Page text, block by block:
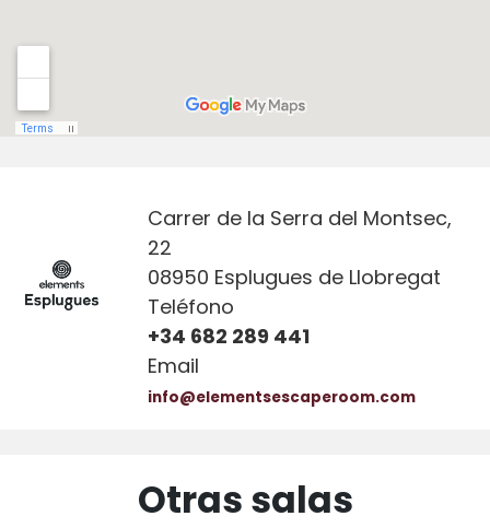
Carrer de la Serra del Montsec,
22
08950 Esplugues de Llobregat
Teléfono
+34 682 289 441
Email
info@elementsescaperoom.com
Otras salas